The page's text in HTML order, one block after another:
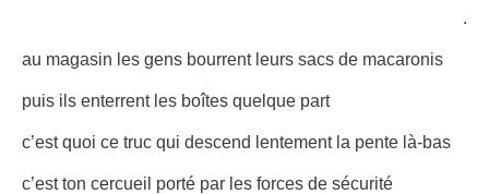
.
au magasin les gens bourrent leurs sacs de macaronis
puis ils enterrent les boîtes quelque part
c’est quoi ce truc qui descend lentement la pente là-bas
c’est ton cercueil porté par les forces de sécurité